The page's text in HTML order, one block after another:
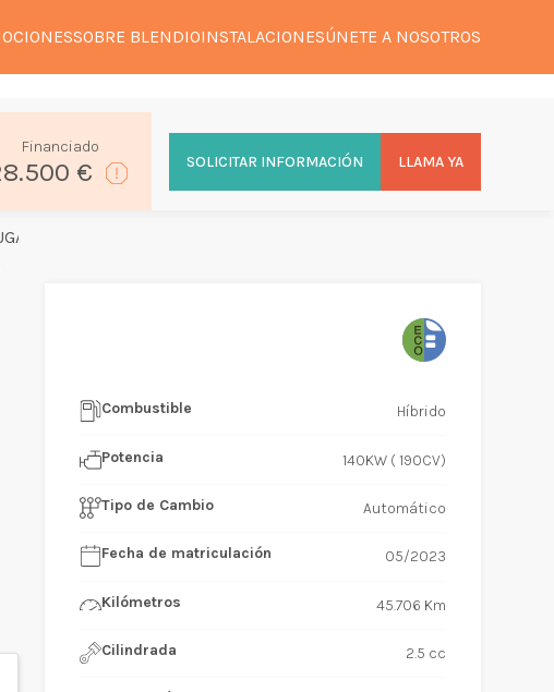
SOBRE BLENDIOINSTALACIONESÚNETE A NOSOTROS
Financiado
€ SOLICITAR INFORMACIÓN LLAMA YA
Combustible Híbrido
Potencia 140KW ( 190CV)
Tipo de Cambio Automático
Fecha de matriculación 05/2023
Kilómetros 45.706 Km
Cilindrada 2.5 cc